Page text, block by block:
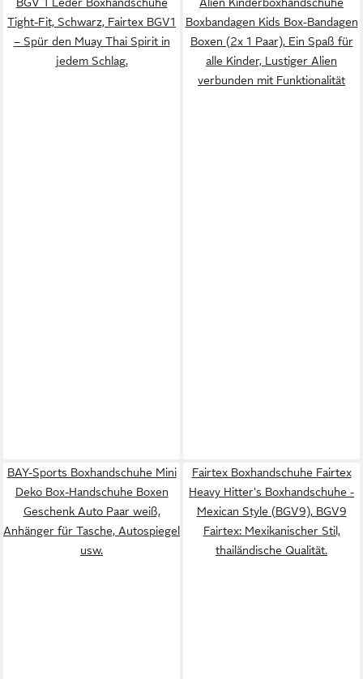
Tight-Fit, Schwarz, Fairtex BGV1
– Spür den Muay Thai Spirit in
jedem Schlag.
Boxbandagen Kids Box-Bandagen
Boxen (2x 1 Paar), Ein Spaß für
alle Kinder, Lustiger Alien
verbunden mit Funktionalität
BAY-Sports Boxhandschuhe Mini
Deko Box-Handschuhe Boxen
Geschenk Auto Paar weiß,
Anhänger für Tasche, Autospiegel
usw.
Fairtex Boxhandschuhe Fairtex
Heavy Hitter's Boxhandschuhe -
Mexican Style (BGV9), BGV9
Fairtex: Mexikanischer Stil,
thailändische Qualität.